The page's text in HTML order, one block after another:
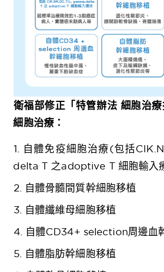
衛福部修正「特管辦法 細胞治
細胞治療：
1. 自體免疫細胞治療(包括
delta T 之adoptive T 細胞輸入
2. 自體骨髓間質幹細胞移植
3. 自體纖維母細胞移植
4. 自體CD34+ selection周邊血
5. 自體脂肪幹細胞移植